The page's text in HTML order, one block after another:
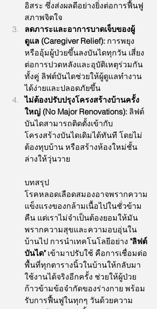
อิสระ ซึ่งส่งผลดีอย่างยิ่งต่อการฟื้นฟู
สภาพจิตใจ
ลดภาระและอาการบาดเจ็บของผู้
ดูแล (Caregiver Relief): การพยุง
หรืออุ้มผู้ป่วยขึ้นลงบันไดทุกวัน เสี่ยง
ต่อการปวดหลังและอุบัติเหตุร่วมกัน
ทั้งคู่ ลิฟต์บันไดช่วยให้ผู้ดูแลทำงาน
ได้ง่ายและปลอดภัยขึ้น
ไม่ต้องปรับปรุงโครงสร้างบ้านครั้ง
ใหญ่ (No Major Renovations): ลิฟต์
บันไดสามารถติดตั้งเข้ากับ
โครงสร้างบันไดเดิมได้ทันที โดยไม่
ต้องทุบบ้าน หรือสร้างห้องใหม่ชั้น
ล่างให้วุ่นวาย
บทสรุป
โรคหลอดเลือดสมองอาจพรากความ
แข็งแรงของกล้ามเนื้อไปในชั่วข้าม
คืน แต่เราไม่จำเป็นต้องยอมให้มัน
พรากความสุขและความอบอุ่นใน
บ้านไป การนำเทคโนโลยีอย่าง "ลิฟต์
บันได" เข้ามาปรับใช้ คือการเชื่อมต่อ
พื้นที่ทุกตารางนิ้วในบ้านให้กลับมา
ใช้งานได้จริงอีกครั้ง ช่วยให้ผู้ป่วย
ก้าวข้ามข้อจำกัดของร่างกาย พร้อม
รับการฟื้นฟูในทุกๆ วันด้วยความ